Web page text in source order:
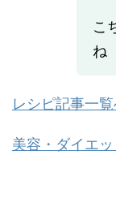
こ
ね
レシピ記事一
美容・ダイエ